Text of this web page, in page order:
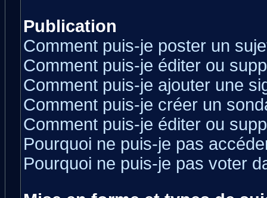
Publication
Comment puis-je poster un
Comment puis-je éditer ou
Comment puis-je ajouter une
Comment puis-je créer un
Comment puis-je éditer ou
Pourquoi ne puis-je pas
Pourquoi ne puis-je pas voter